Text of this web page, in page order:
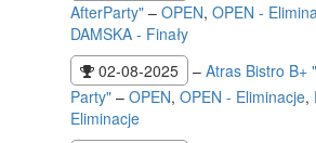
AfterParty" – OPEN, OPEN -
DAMSKA - Finały
02-08-2025
– Atras Bistro B+
Party" – OPEN, OPEN - Eliminacje,
Eliminacje